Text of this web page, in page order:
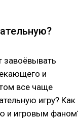
завоёвывать
и
все чаще
игру? Как
и игровым